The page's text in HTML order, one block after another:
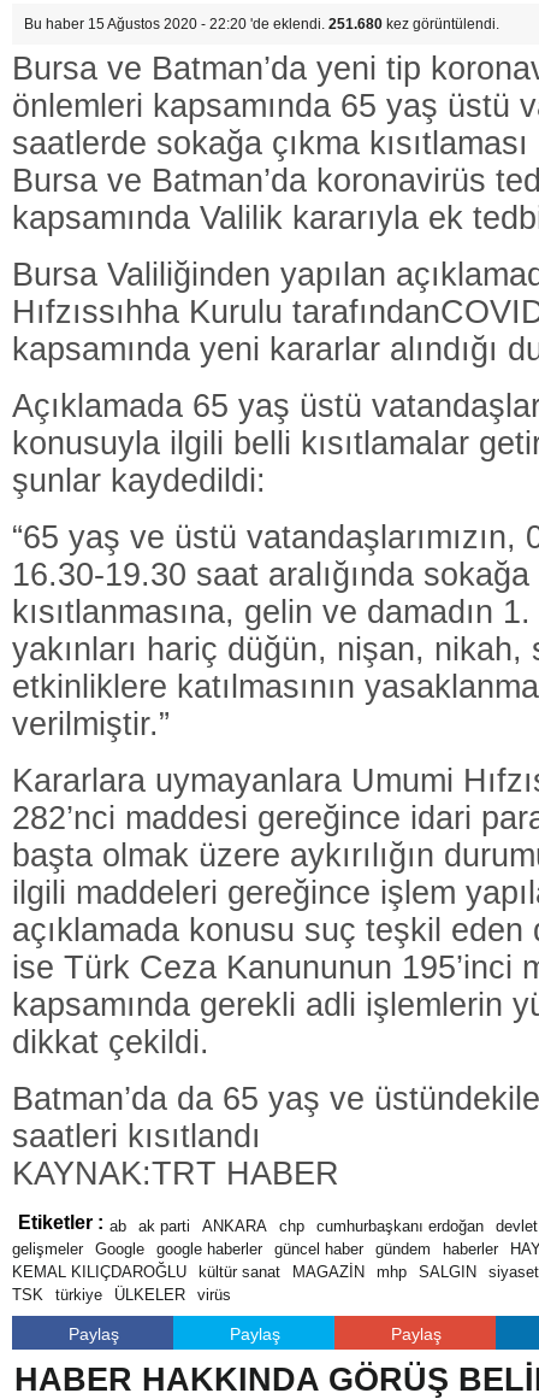
Bu haber 15 Ağustos 2020 - 22:20 'de eklendi. 251.680 kez görüntülendi.
Bursa ve Batman’da yeni tip
önlemleri kapsamında 65 yaş üstü
saatlerde sokağa çıkma
Bursa ve Batman’da koronavirüs
kapsamında Valilik kararıyla ek
Bursa Valiliğinden yapılan
Hıfzıssıhha Kurulu
kapsamında yeni kararlar alındığı
Açıklamada 65 yaş üstü
konusuyla ilgili belli kısıtlamalar
şunlar kaydedildi:
“65 yaş ve üstü vatandaşlarımızın,
16.30-19.30 saat aralığında sokağa
kısıtlanmasına, gelin ve damadın
yakınları hariç düğün, nişan,
etkinliklere katılmasının
verilmiştir.”
Kararlara uymayanlara Umumi
282’nci maddesi gereğince idari
başta olmak üzere aykırılığın
ilgili maddeleri gereğince işlem
açıklamada konusu suç teşkil eden
ise Türk Ceza Kanununun 195’inci
kapsamında gerekli adli işlemlerin
dikkat çekildi.
Batman’da da 65 yaş ve
saatleri kısıtlandı
KAYNAK:TRT HABER
Etiketler : ab ak parti ANKARA chp cumhurbaşkanı erdoğan
gelişmeler
Google google haberler güncel haber gündem haberler
KEMAL KILIÇDAROĞLU
kültür sanat MAGAZİN mhp SALGIN
siyaset
TSK
türkiye ÜLKELER virüs
Paylaş Paylaş Paylaş
HABER HAKKINDA GÖRÜŞ